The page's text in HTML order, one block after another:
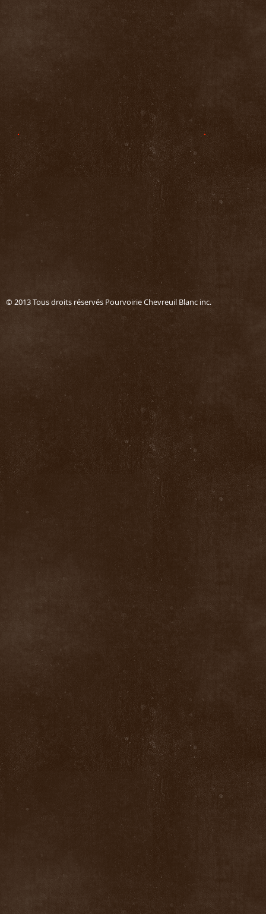
© 2013 Tous droits réservés Pourvoirie Chevreuil Blanc